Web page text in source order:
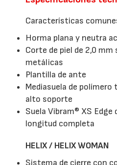
Características
Horma plana y neutra
Corte de piel de 2,0 mm
metálicas
Plantilla de ante
Mediasuela de
alto soporte
Suela Vibram® XS Edge
longitud completa
HELIX / HELIX WOMAN